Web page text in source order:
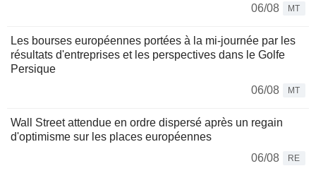
06/08
MT
Les bourses européennes portées à la mi-journée par les
résultats d'entreprises et les perspectives dans le Golfe
Persique
06/08
MT
Wall Street attendue en ordre dispersé après un regain
d'optimisme sur les places européennes
06/08
RE